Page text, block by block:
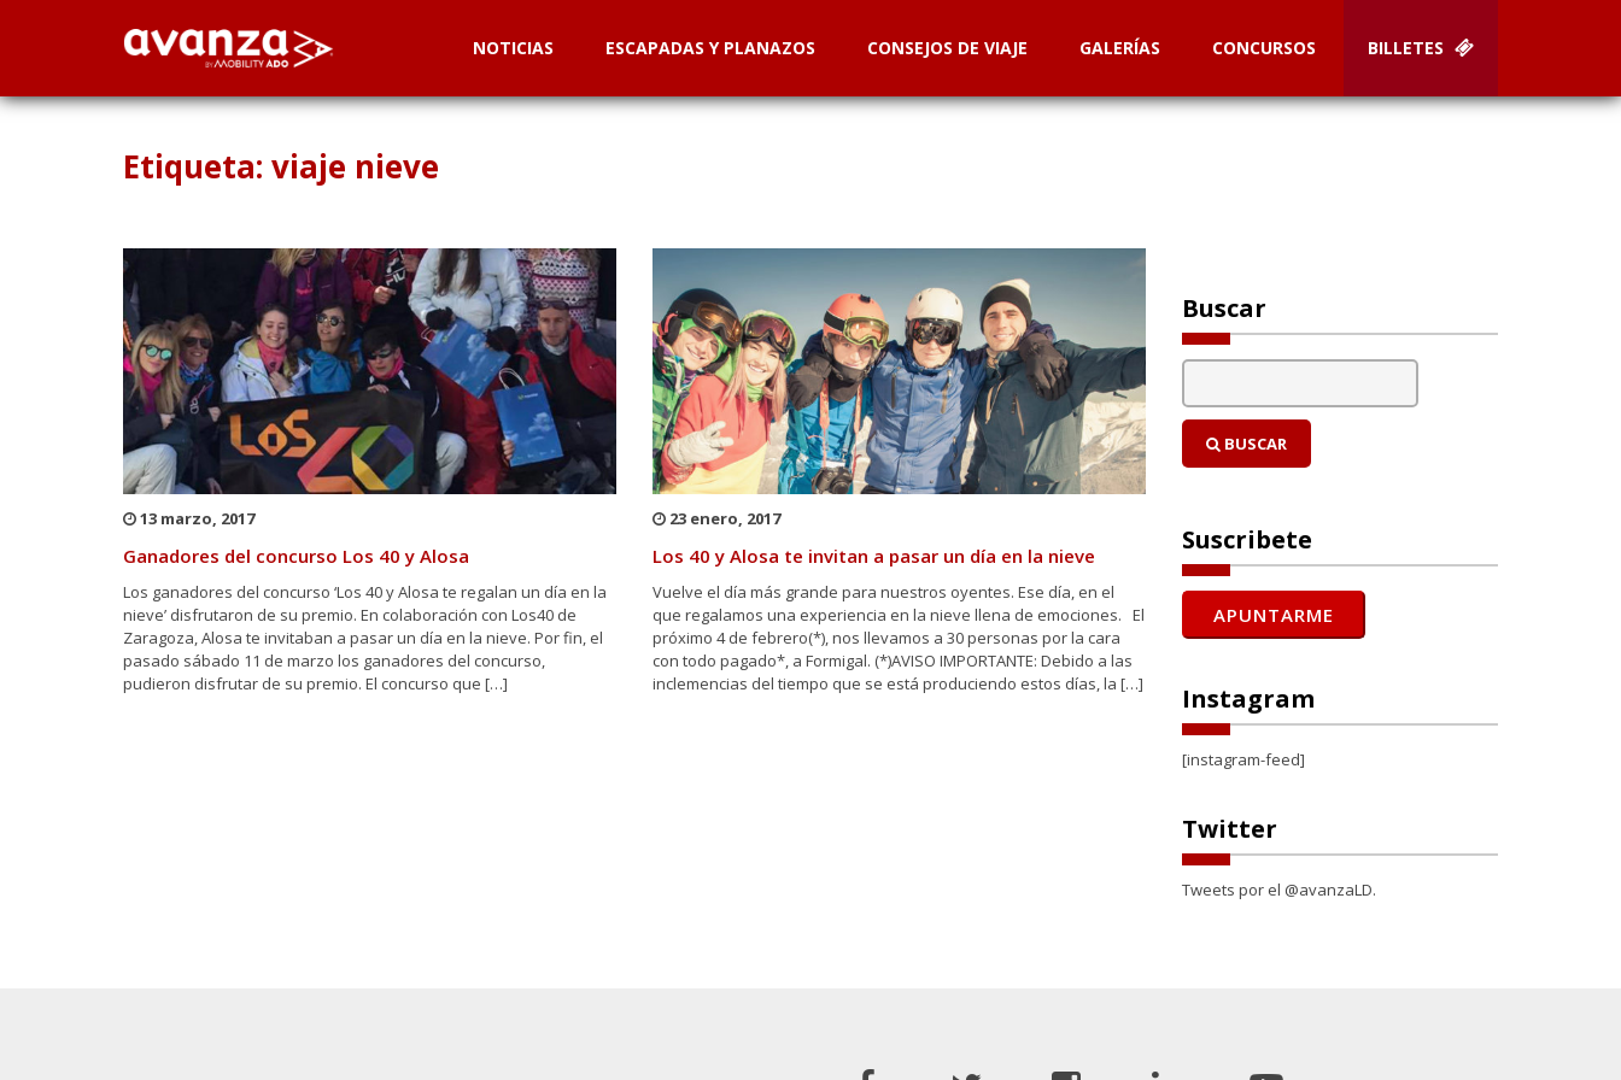
NOTICIAS ESCAPADAS Y PLANAZOS CONSEJOS DE VIAJE GALERÍAS CONCURSOS BILLETES
Etiqueta: viaje nieve
13 marzo, 2017
Ganadores del concurso Los 40 y Alosa
Los ganadores del concurso ‘Los 40 y Alosa te regalan un día en la
nieve’ disfrutaron de su premio. En colaboración con Los40 de
Zaragoza, Alosa te invitaban a pasar un día en la nieve. Por fin, el
pasado sábado 11 de marzo los ganadores del concurso,
pudieron disfrutar de su premio. El concurso que […]
23 enero, 2017
Los 40 y Alosa te invitan a pasar un día en la nieve
Vuelve el día más grande para nuestros oyentes. Ese día, en el
que regalamos una experiencia en la nieve llena de emociones. El
próximo 4 de febrero(*), nos llevamos a 30 personas por la cara
con todo pagado*, a Formigal. (*)AVISO IMPORTANTE: Debido a las
inclemencias del tiempo que se está produciendo estos días, la […]
Buscar
BUSCAR
Suscribete
Instagram
[instagram-feed]
Twitter
Tweets por el @avanzaLD.